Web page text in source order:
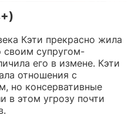
Кэти прекрасно жила
своим супругом-
его в измене. Кэти
отношения с
но консервативные
в этом угрозу почти